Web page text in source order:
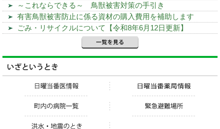
～これならできる～ 鳥獣被害対策の手引き
有害鳥獣被害防止に係る資材の購入費用を補助します
ごみ・リサイクルについて【令和8年6月12日更新】